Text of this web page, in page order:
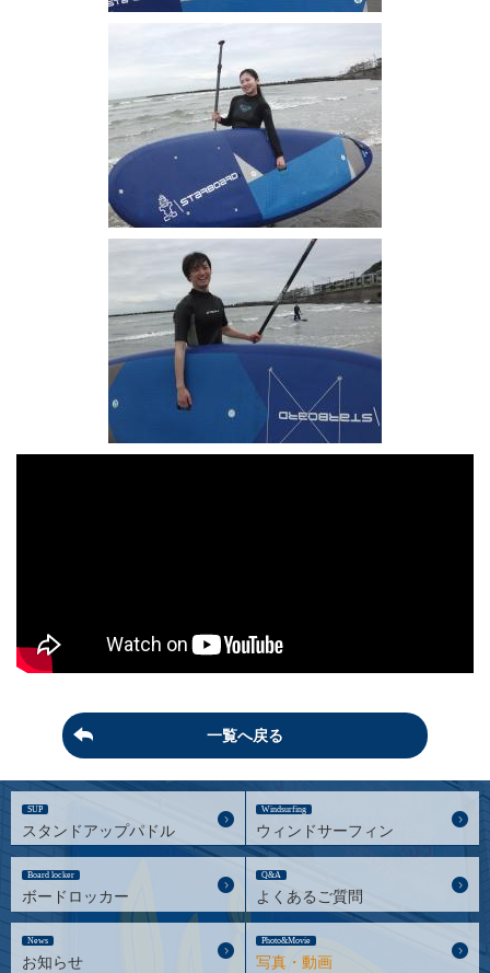
一覧へ戻る
SUP
スタンドアップパドル
Windsurfing
ウィンドサーフィン
Board locker
ボードロッカー
Q&A
よくあるご質問
News
お知らせ
Photo&Movie
写真・動画